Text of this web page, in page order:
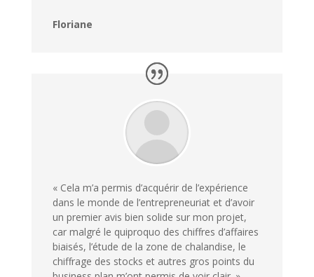
Floriane
« Cela m’a permis d’acquérir de l’expérience
dans le monde de l’entrepreneuriat et d’avoir
un premier avis bien solide sur mon projet,
car malgré le quiproquo des chiffres d’affaires
biaisés, l’étude de la zone de chalandise, le
chiffrage des stocks et autres gros points du